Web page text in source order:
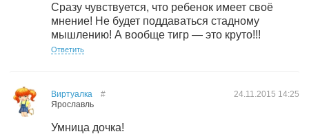
Сразу чувствуется, что ребенок имеет своё
мнение! Не будет поддаваться стадному
мышлению! А вообще тигр — это круто!!!
Ответить
Виртуалка
Ярославль
24.11.2015 14:25
#
Умница дочка!